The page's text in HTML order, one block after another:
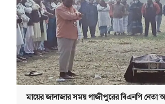
মায়ের জানাজার সময় গাজীপুরের বিএনপি নেতা